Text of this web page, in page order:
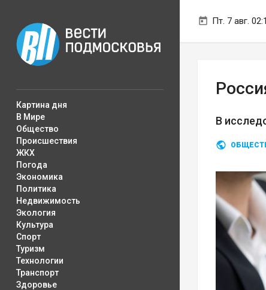
Пт. 7 авг.
Картина дня
В Мире
Общество
Происшествия
ЖКХ
Погода
Экономика
Политика
Недвижимость
Экология
Культура
Спорт
Туризм
Технологии
Транспорт
Здоровье
В